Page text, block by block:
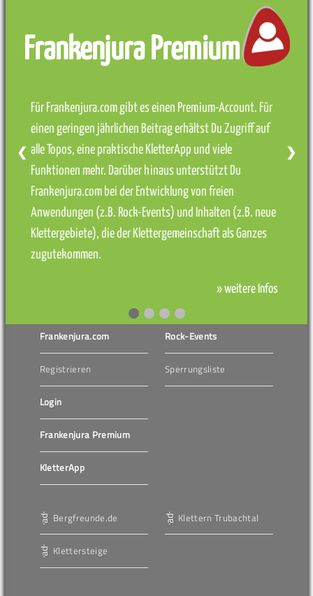
Frankenjura Premium
Für Frankenjura.com gibt es einen Premium-Account. Für
einen geringen jährlichen Beitrag erhältst Du Zugriff auf
alle Topos, eine praktische KletterApp und viele
Funktionen mehr. Darüber hinaus unterstützt Du
Frankenjura.com bei der Entwicklung von freien
Anwendungen (z.B. Rock-Events) und Inhalten (z.B. neue
Klettergebiete), die der Klettergemeinschaft als Ganzes
zugutekommen.
» weitere Infos
❮ ❯
Frankenjura.com
Registrieren
Login
Frankenjura Premium
KletterApp
Rock-Events
Sperrungsliste
Bergfreunde.de
Klettersteige
Klettern Trubachtal